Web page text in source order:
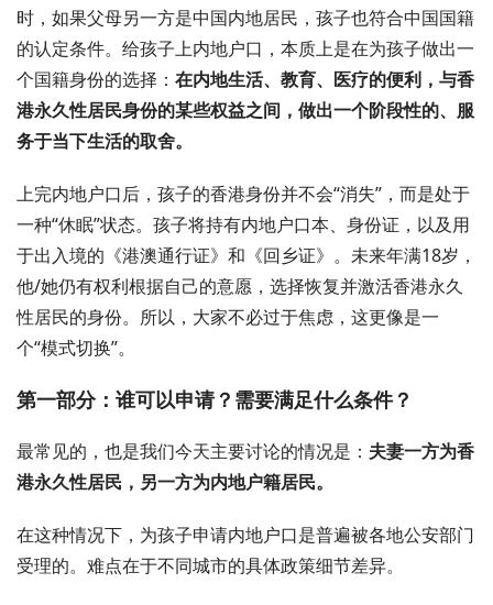
时，如果父母另一方是中国内地居民，孩子也符合中国国籍
的认定条件。给孩子上内地户口，本质上是在为孩子做出一
个国籍身份的选择： 在内地生活、教育、医疗的便利，与香
港永久性居民身份的某些权益之间，做出一个阶段性的、服
务于当下生活的取舍。
上完内地户口后，孩子的香港身份并不会“消失”，而是处于
一种“休眠”状态。孩子将持有内地户口本、身份证，以及用
于出入境的《港澳通行证》和《回乡证》。未来年满18岁，
他/她仍有权利根据自己的意愿，选择恢复并激活香港永久
性居民的身份。所以，大家不必过于焦虑，这更像是一
个“模式切换”。
第一部分：谁可以申请？需要满足什么条件？
最常见的，也是我们今天主要讨论的情况是： 夫妻一方为香
港永久性居民，另一方为内地户籍居民。
在这种情况下，为孩子申请内地户口是普遍被各地公安部门
受理的。难点在于不同城市的具体政策细节差异。